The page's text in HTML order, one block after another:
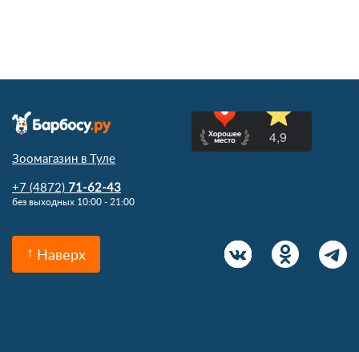
Зоомагазин в Туле
+7 (4872) 71-62-43
без выходных 10:00 - 21:00
Наверх